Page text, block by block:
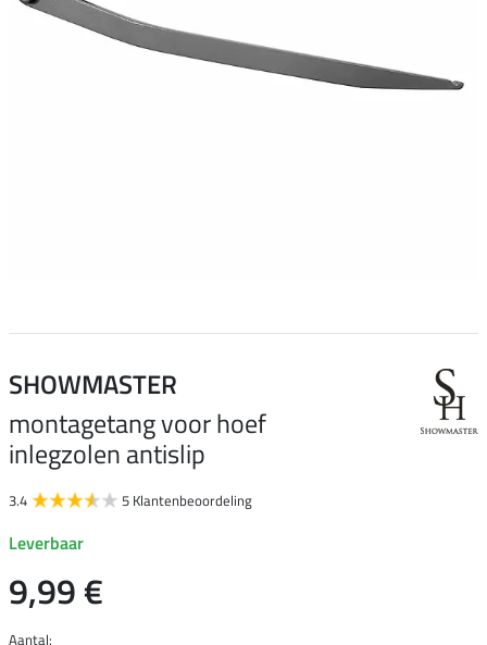
SHOWMASTER
montagetang voor hoef
inlegzolen antislip
3.4 5 Klantenbeoordeling
Leverbaar
9,99 €
Aantal: